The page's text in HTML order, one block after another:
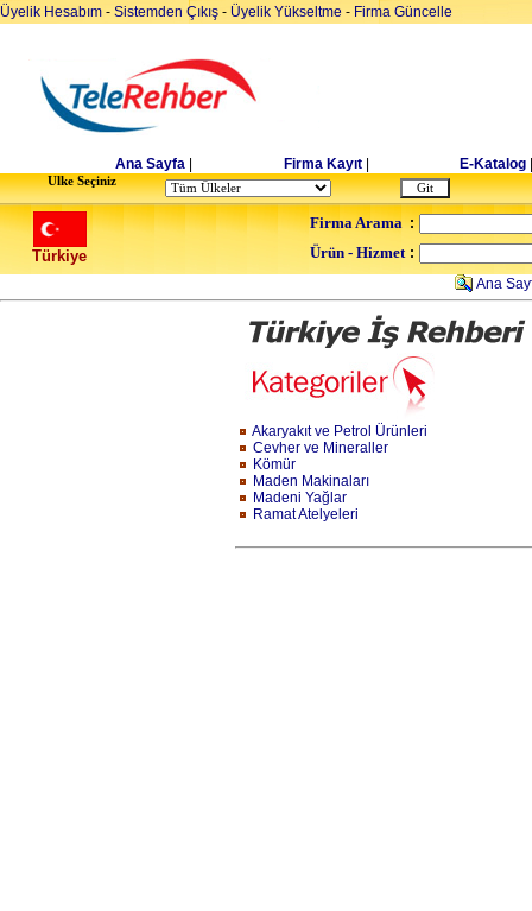
Üyelik Hesabım - Sistemden Çıkış - Üyelik Yükseltme - Firma Güncelle
Ana Sayfa Firma Kayıt E-Katalog
Ulke Seçiniz
Türkiye
Firma Arama :
Ürün - Hizmet :
Ana
Akaryakıt ve Petrol Ürünleri
Cevher ve Mineraller
Kömür
Maden Makinaları
Madeni Yağlar
Ramat Atelyeleri